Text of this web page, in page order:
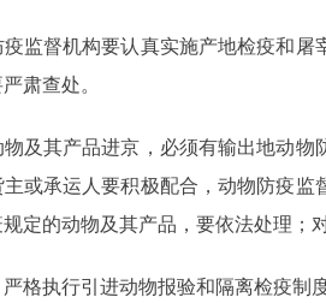
督机构要认真实施产地检疫和屠
肃查处。
其产品进京，必须有输出地动物
主或承运人要积极配合，动物防疫
定的动物及其产品，要依法处理；
执行引进动物报验和隔离检疫制